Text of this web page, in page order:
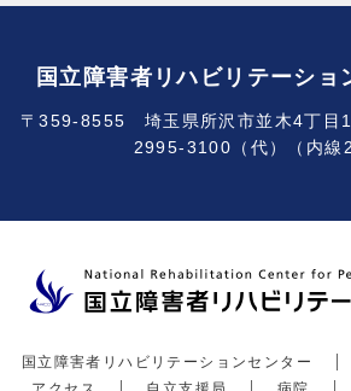
国立障害者リハビリテーショ
〒359-8555 埼玉県所沢市並木4丁
2995-3100（代）（内線
国立障害者リハビリテーションセンター